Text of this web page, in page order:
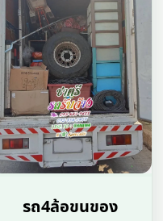
รถ4ล้อขนของ